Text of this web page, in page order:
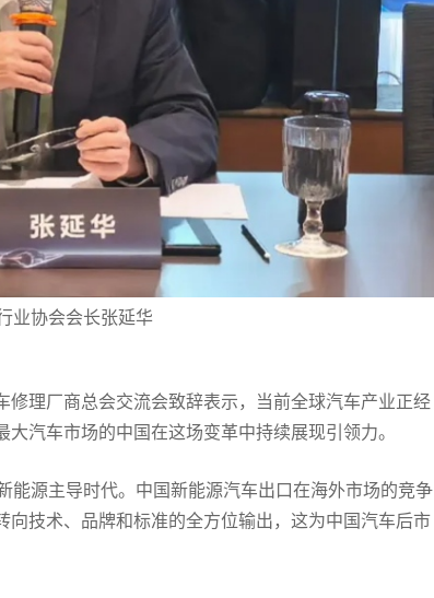
业协会会长张延华
理厂商总会交流会致辞表示，当前全球汽车产业正经
汽车市场的中国在这场变革中持续展现引领力。
能源主导时代。中国新能源汽车出口在海外市场的竞争
技术、品牌和标准的全方位输出，这为中国汽车后市